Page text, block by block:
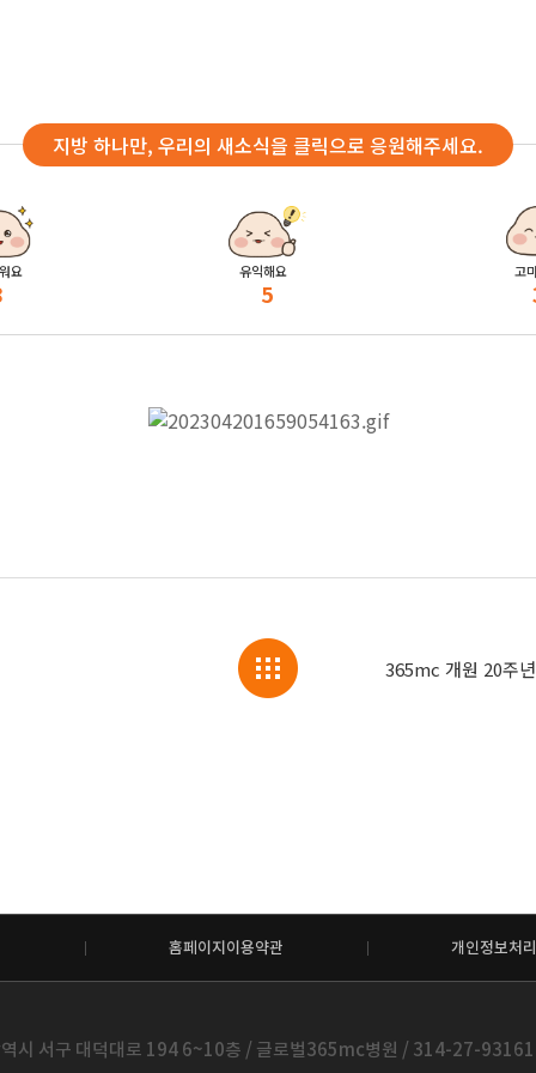
지방 하나만, 우리의 새소식을 클릭으로 응원해주세요.
요 유익해요
5
고
홈페이지이용약관 개인정보처
시 서구 대덕대로 194 6~10층 / 글로벌365mc병원 / 314-27-